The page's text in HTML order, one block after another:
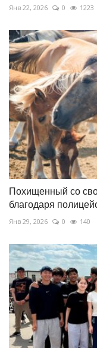
Янв 22, 2026 0 1223
Похищенный со
благодаря
Янв 29, 2026 0 140